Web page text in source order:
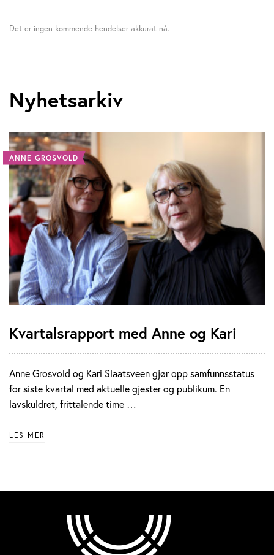
Det er ingen kommende hendelser akkurat nå.
Nyhetsarkiv
ANNE GROSVOLD
Kvartalsrapport med Anne og Kari
Anne Grosvold og Kari Slaatsveen gjør opp samfunnsstatus
for siste kvartal med aktuelle gjester og publikum. En
lavskuldret, frittalende time …
LES MER